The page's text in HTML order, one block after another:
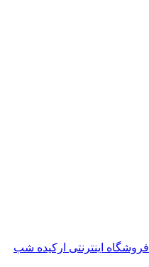
فروشگاه اینترنتی ارکیده شب